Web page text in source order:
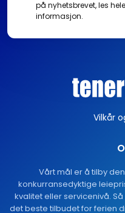
på nyhetsbrevet, les hele
informasjon.
Vilkår
Vårt mål er å tilby
konkurransedyktige
kvalitet eller servicenivå.
det beste tilbudet for ferien